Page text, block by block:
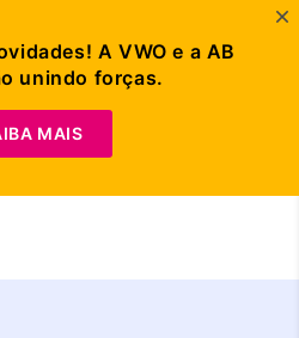
Demonstração
A VWO e a AB
unindo forças.
MAIS